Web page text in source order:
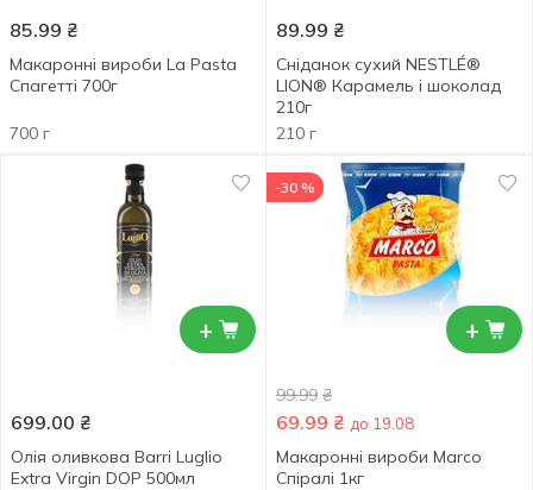
85.99 ₴
Макаронні вироби La Pasta
Спагетті 700г
700 г
89.99 ₴
Сніданок сухий NESTLÉ®
LION® Карамель і шоколад
210г
210 г
+
699.00 ₴
Олія оливкова Barri Luglio
Extra Virgin DOP 500мл
+
-30 %
99.99 ₴
69.99 ₴ до 19.08
Макаронні вироби Marco
Спіралі 1кг